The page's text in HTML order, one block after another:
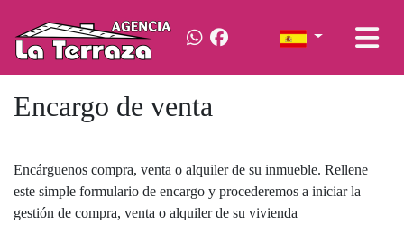
Encargo de venta
Encárguenos compra, venta o alquiler de su inmueble. Rellene
este simple formulario de encargo y procederemos a iniciar la
gestión de compra, venta o alquiler de su vivienda